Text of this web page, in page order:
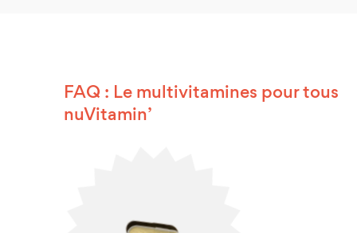
degenerative diseases. BMC Med
Kell. Towards a unifying, systems biology
Huntington’s, Alzheimer’s, prions,
Jakszyn et al. Dietary intake of heme
https://www.anses.fr/fr/content/vitamine-
FAQ : Le multivitamines pour tous
nuVitamin’